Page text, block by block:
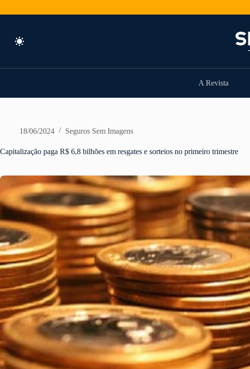
A Revista
18/06/2024 Seguros Sem Imagens
Capitalização paga R$ 6,8 bilhões em resgates e sorteios no primeiro trimestre